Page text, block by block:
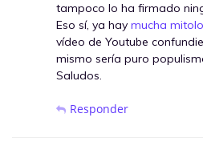
tampoco lo ha firmado
Eso sí, ya hay mucha
vídeo de Youtube
mismo sería puro
Saludos.
Responder